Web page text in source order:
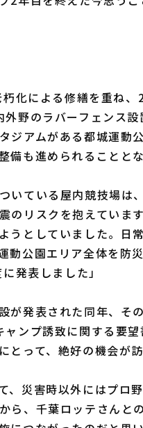
化による修繕を重ね、
野のラバーフェンス設
アムがある都城運動公
も進められることとな
いている屋内競技場は
のリスクを抱えていま
うとしていました。日
動公園エリア全体を防
発表しました」
が発表された同年、そ
ンプ誘致に関する要
って、絶好の機会が訪
、災害時以外にはプロ
ら、千葉ロッテさんと